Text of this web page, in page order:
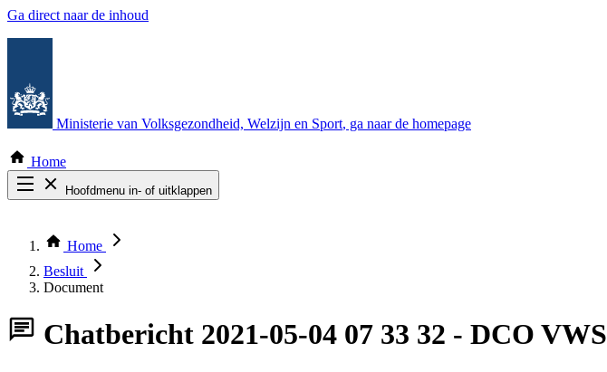
Ga direct naar de inhoud
Ministerie van Volksgezondheid, Welzijn en Sport, ga naar de homepage
Home
Hoofdmenu in- of uitklappen
Thema COVID-19
Bekijk per bestuursorgaan
Home
Besluit
Document
Chatbericht 2021-05-04 07 33 32 - DCO